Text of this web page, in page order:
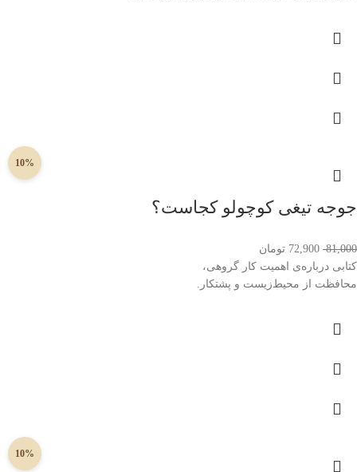
10%
جوجه تیغی کوچولو کجاست؟
81,000
72,900 تومان
کتابی درباره‌ی اهمیت کار گروهی،
محافظت از محیط‌زیست و پشتکار.
10%